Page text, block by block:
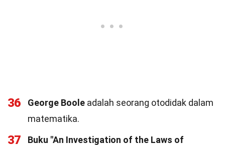
36 George Boole adalah seorang otodidak dalam
matematika.
37
Buku "An Investigation of the Laws of